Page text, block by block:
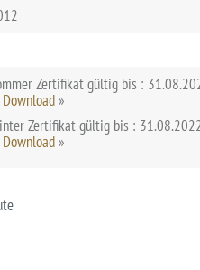
Zertifikat gültig bis :
Download»
Zertifikat gültig bis :
Download»